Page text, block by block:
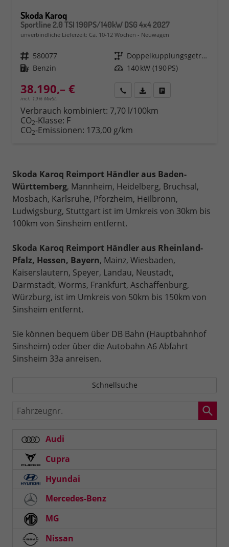
Skoda Karoq
Sportline 2.0 TSI 190PS/140kW DSG 4x4 2027
unverbindliche Lieferzeit: Ca. 10-12 Wochen Neuwagen
Fahrzeugnr. 580077 Getriebe
Doppelkupplungsgetriebe (DSG)
Kraftstoff Benzin Leistung 140 kW (190 PS)
38.190,– €
incl. 19% MwSt.
Rückruf PDF-Datei, Fahrzeugexposé
Verbrauch kombiniert: 7,70 l/100km
CO2-Klasse: F
CO2-Emissionen: 173,00 g/km
Skoda Karoq Reimport Händler aus Baden-
Württemberg, Mannheim, Heidelberg, Bruchsal,
Mosbach, Karlsruhe, Pforzheim, Heilbronn,
Ludwigsburg, Stuttgart ist im Umkreis von 30km bis
100km von Sinsheim entfernt.
Skoda Karoq Reimport Händler aus Rheinland-
Pfalz, Hessen, Bayern, Mainz, Wiesbaden,
Kaiserslautern, Speyer, Landau, Neustadt,
Darmstadt, Worms, Frankfurt, Aschaffenburg,
Würzburg, ist im Umkreis von 50km bis 150km von
Sinsheim entfernt.
Sie können bequem über DB Bahn (Hauptbahnhof
Sinsheim) oder über die Autobahn A6 Abfahrt
Sinsheim 33a anreisen.
Schnellsuche
Fahrzeugnr.
Audi
Cupra
Hyundai
Mercedes-Benz
MG
Nissan